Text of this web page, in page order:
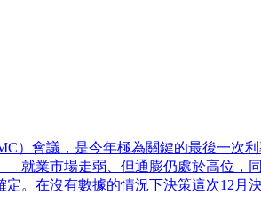
）會議，是今年極為關鍵的最後一次
就業市場走弱、但通膨仍處於高位，
。在沒有數據的情況下決策這次12月